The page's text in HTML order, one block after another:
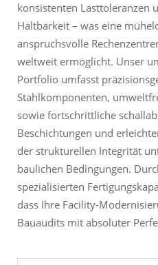
konsistenten Lasttoleranzen
Haltbarkeit – was eine
anspruchsvolle
weltweit ermöglicht. Unser
Portfolio umfasst
Stahlkomponenten,
sowie fortschrittliche
Beschichtungen und
der strukturellen Integrität
baulichen Bedingungen.
spezialisierten
dass Ihre Facility-
Bauaudits mit absoluter